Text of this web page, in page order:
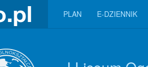
PLAN E-DZIENNIK